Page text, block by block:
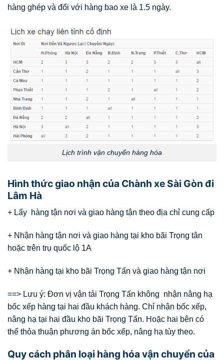
hàng ghép và đối với hàng bao xe là 1.5 ngày.
Lịch trình vận chuyển hàng hóa
Hình thức giao nhận của Chành xe Sài Gòn đi
Lâm Hà
+ Lấy hàng tận nơi và giao hàng tận theo địa chỉ cung cấp
+ Nhận hàng tận nơi và giao hàng tại kho bãi Trọng tân
hoặc trên trụ quốc lộ 1A
+ Nhận hàng tại kho bãi Trọng Tấn và giao hàng tận nơi
==> Lưu ý: Đơn vị vận tải Trọng Tấn không nhận nâng hạ
bốc xếp hàng tại hai đầu khách hàng. Chỉ nhận bốc xếp,
nâng hạ tại hai đầu kho bãi Trọng Tấn. Hoặc hai bên có
thể thỏa thuận phương án bốc xếp, nâng hạ tùy theo.
Quy cách phân loại hàng hóa vận chuyển của